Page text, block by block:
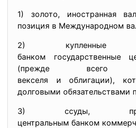
1) золото, иностранная
позиция в Международном
2) купленные
банком государственные
(прежде всего
векселя и облигации),
долговыми обязательствами
3) ссуды,
центральным банком